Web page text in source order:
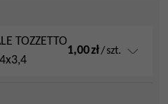
TOZZETTO
1,00zł/szt.